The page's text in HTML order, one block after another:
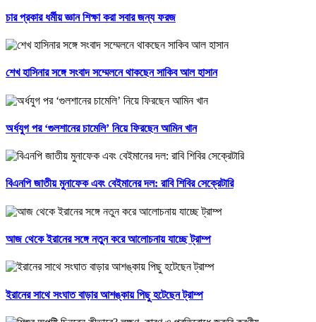
চার প্রকার ধর্মীয় জ্ঞান শিক্ষা করা সবার জন্য ফরজ
শেখ হাসিনার সঙ্গে সংবাদ সম্মেলনে থাকছেন সাকিব আল হাসান
অর্ধযুগ পর ‘গুলশানের চামেলি’ নিয়ে ফিরছেন আমিন খান
বিএনপি জাতীয় মুনাফেক এবং বেইমানের দল: রাবি শিবির সেক্রেটারি
আজ থেকে ইরানের সঙ্গে নতুন করে আলোচনায় যাচ্ছে ট্রাম্প
ইরানের সাথে সংঘাত বাড়ার আশঙ্কায় পিছু হটেছেন ট্রাম্প